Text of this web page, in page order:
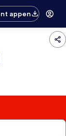
appen